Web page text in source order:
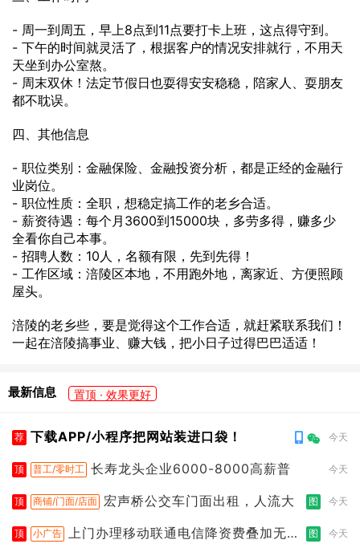
- 周一到周五，早上8点到11点要打卡上班，这点得守到。
- 下午的时间就灵活了，根据客户的情况安排就行，不用天
天坐到办公室熬。
- 周末双休！法定节假日也耍得安安稳稳，陪家人、耍朋友
都不耽误。
四、其他信息
- 职位类别：金融保险、金融投资分析，都是正经的金融行
业岗位。
- 职位性质：全职，想稳定搞工作的老乡合适。
- 薪资待遇：每个月3600到15000块，多劳多得，赚多少
全看你自己本事。
- 招聘人数：10人，名额有限，先到先得！
- 工作区域：涪陵区本地，不用跑外地，离家近、方便照顾
屋头。
涪陵的老乡些，要是觉得这个工作合适，就赶紧联系我们！
一起在涪陵搞事业、赚大钱，把小日子过得巴巴适适！
最新信息 置顶 · 效果更好
荐 下载APP/小程序把网站装进口袋！ 今天
顶 普工/零时工 长寿龙头企业6000-8000高薪普 今天
顶 商铺/门面/店面 宏声桥公交车门面出租，人流大 图 今天
顶 小广告 上门办理移动联通电信降资费叠加无限
图 今天